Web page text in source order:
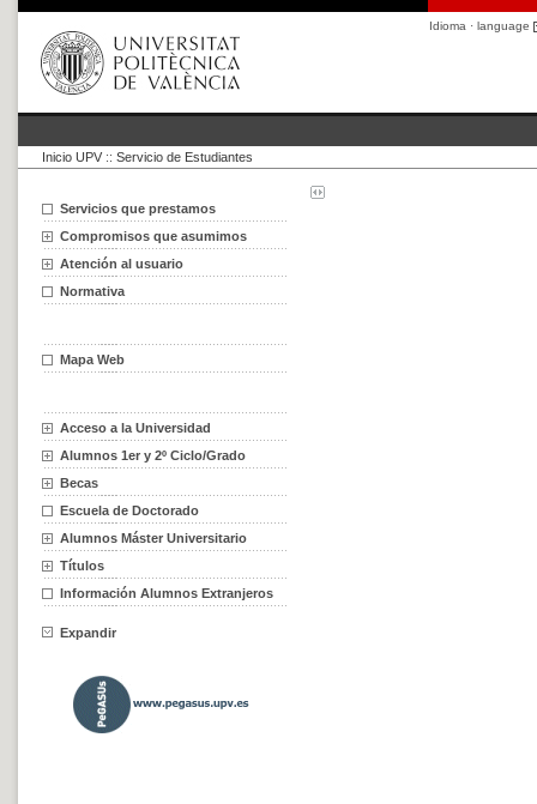
Idioma · language
Inicio UPV :: Servicio de Estudiantes
Servicios que prestamos
Compromisos que asumimos
Atención al usuario
Normativa
Mapa Web
Acceso a la Universidad
Alumnos 1er y 2º Ciclo/Grado
Becas
Escuela de Doctorado
Alumnos Máster Universitario
Títulos
Información Alumnos Extranjeros
Expandir